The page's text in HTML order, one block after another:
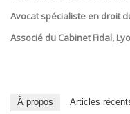
Avocat spécialiste en droit
Associé du Cabinet Fidal,
À propos Articles